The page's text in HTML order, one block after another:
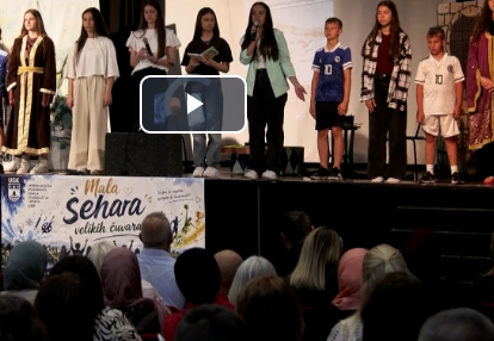
Video
Player
is
loading.
Play
Video